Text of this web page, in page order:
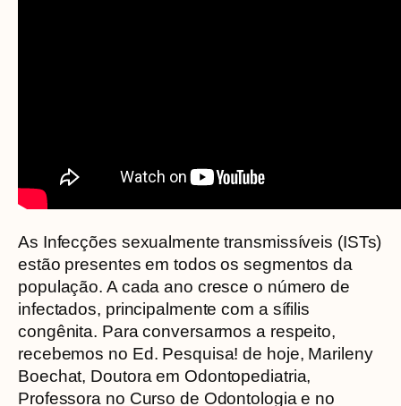
As Infecções sexualmente transmissíveis (ISTs)
estão presentes em todos os segmentos da
população. A cada ano cresce o número de
infectados, principalmente com a sífilis
congênita. Para conversarmos a respeito,
recebemos no Ed. Pesquisa! de hoje, Marileny
Boechat, Doutora em Odontopediatria,
Professora no Curso de Odontologia e no